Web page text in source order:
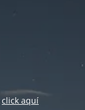
click aquí